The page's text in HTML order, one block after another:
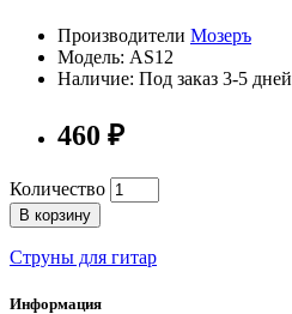
Производители Мозеръ
Модель: AS12
Наличие: Под заказ 3-5 дней
460 ₽
Количество
В корзину
Струны для гитар
Информация